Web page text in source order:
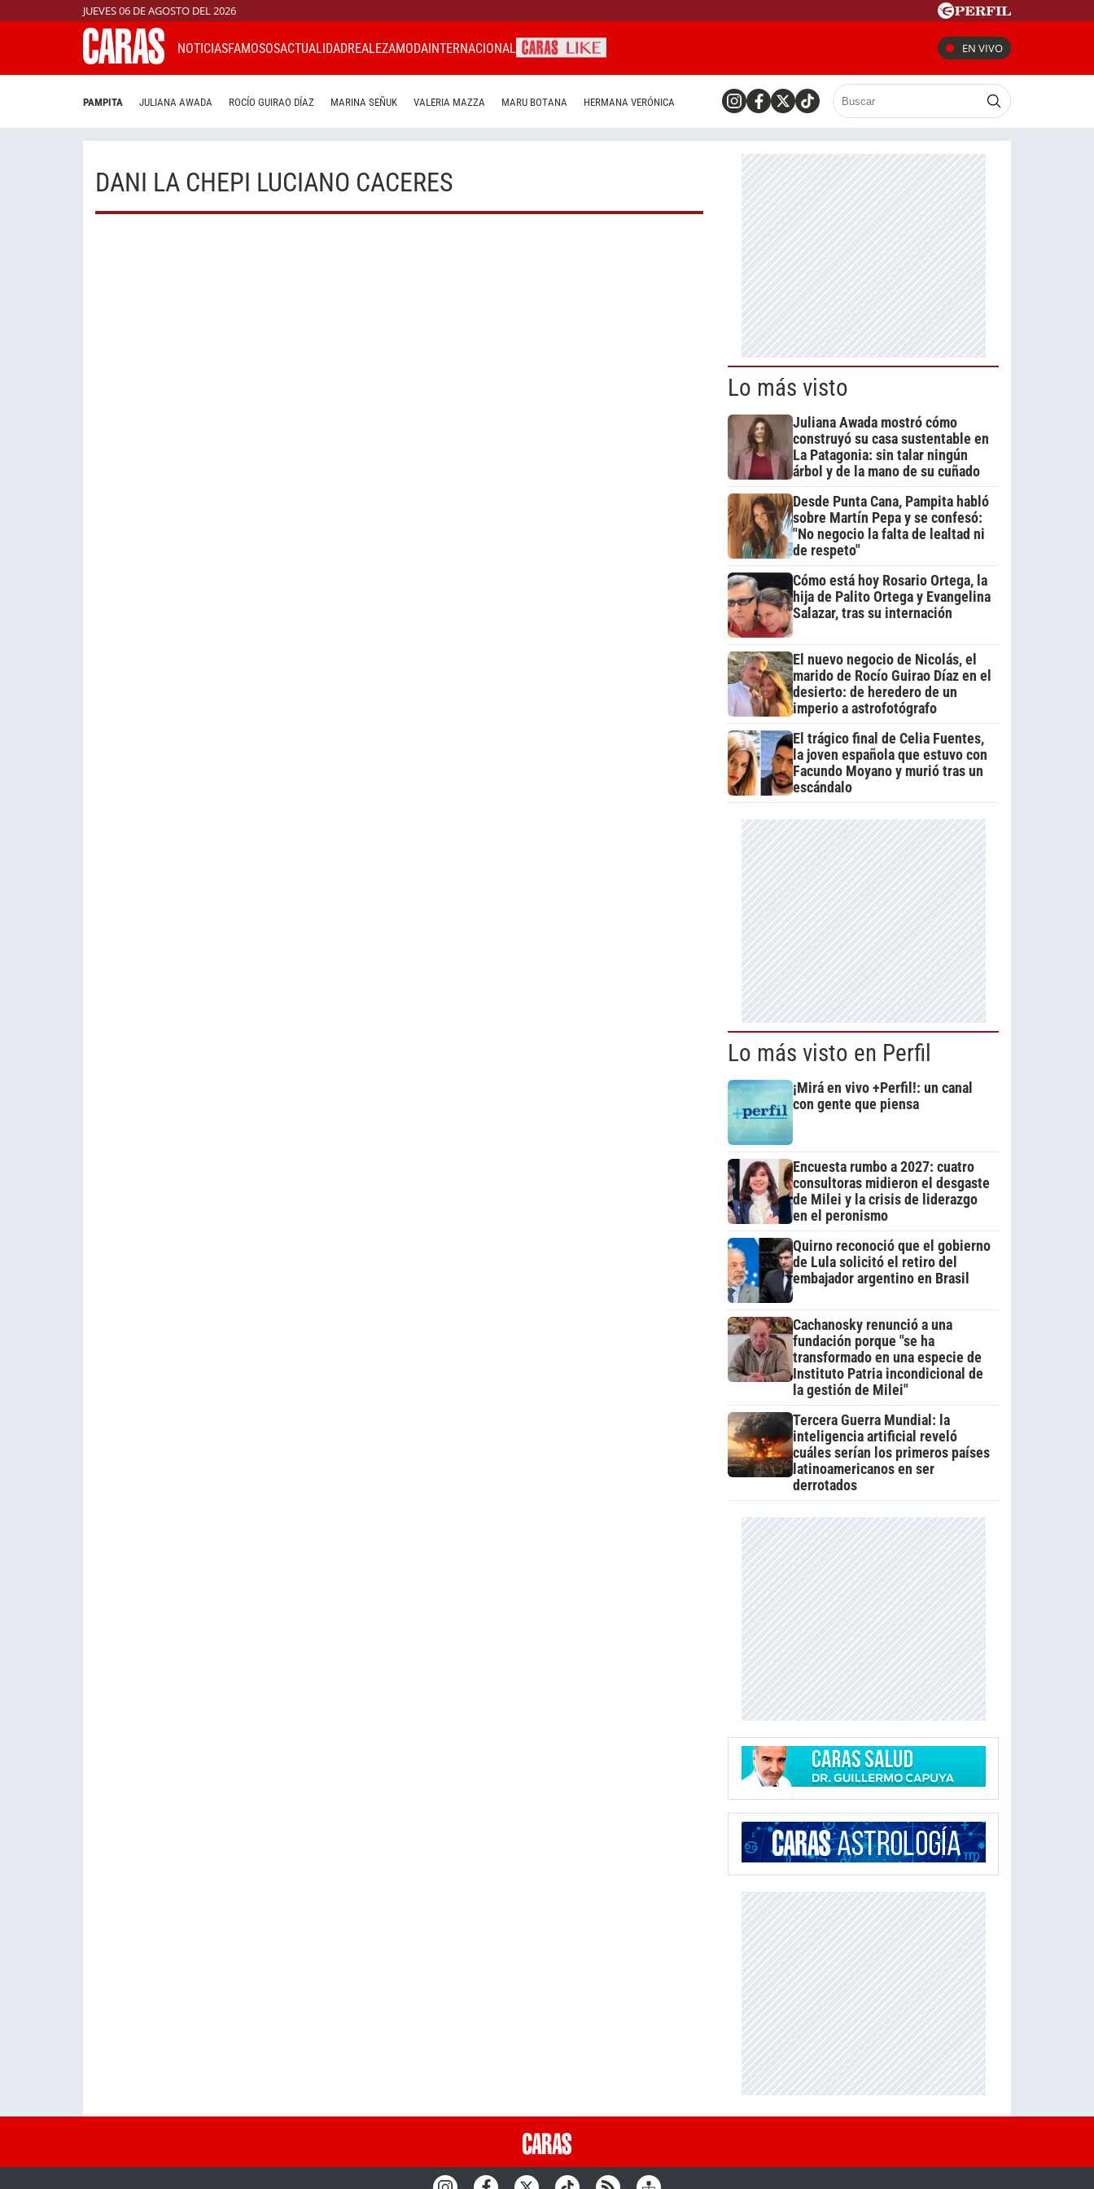
JUEVES 06 DE AGOSTO DEL 2026
NOTICIASFAMOSOSACTUALIDADREALEZAMODAINTERNACIONAL EN VIVO
PAMPITA JULIANA AWADA ROCÍO GUIRAO DÍAZ MARINA SEÑUK VALERIA MAZZA MARU BOTANA HERMANA VERÓNICA
DANI LA CHEPI LUCIANO CACERES
Lo más visto
Juliana Awada mostró cómo
construyó su casa sustentable en
La Patagonia: sin talar ningún
árbol y de la mano de su cuñado
Desde Punta Cana, Pampita habló
sobre Martín Pepa y se confesó:
"No negocio la falta de lealtad ni
de respeto"
Cómo está hoy Rosario Ortega, la
hija de Palito Ortega y Evangelina
Salazar, tras su internación
El nuevo negocio de Nicolás, el
marido de Rocío Guirao Díaz en el
desierto: de heredero de un
imperio a astrofotógrafo
El trágico final de Celia Fuentes,
la joven española que estuvo con
Facundo Moyano y murió tras un
escándalo
Lo más visto en Perfil
¡Mirá en vivo +Perfil!: un canal
con gente que piensa
Encuesta rumbo a 2027: cuatro
consultoras midieron el desgaste
de Milei y la crisis de liderazgo
en el peronismo
Quirno reconoció que el gobierno
de Lula solicitó el retiro del
embajador argentino en Brasil
Cachanosky renunció a una
fundación porque "se ha
transformado en una especie de
Instituto Patria incondicional de
la gestión de Milei"
Tercera Guerra Mundial: la
inteligencia artificial reveló
cuáles serían los primeros países
latinoamericanos en ser
derrotados